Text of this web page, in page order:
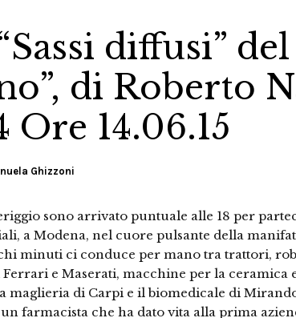
diffusi”
di Roberto
Ore 14.06.15
Ghizzoni
sono arrivato puntuale alle 18 per
a Modena, nel cuore pulsante della
minuti ci conduce per mano tra trattori,
e Maserati, macchine per la ceramica
maglieria di Carpi e il biomedicale di
farmacista che ha dato vita alla prima